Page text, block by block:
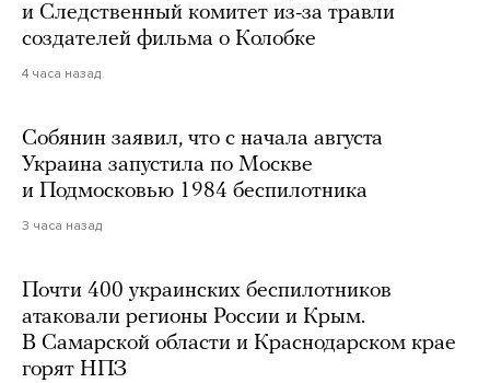
и Следственный комитет из-за травли
создателей фильма о Колобке
4 часа назад
Собянин заявил, что с начала августа
Украина запустила по Москве
и Подмосковью 1984 беспилотника
3 часа назад
Почти 400 украинских беспилотников
атаковали регионы России и Крым.
В Самарской области и Краснодарском крае
горят НПЗ